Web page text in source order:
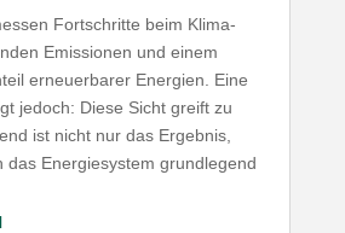
Fort­schritte beim Klima­
Emis­sionen und einem
erneu­er­barer Energien. Eine
jedoch: Diese Sicht greift zu
ist nicht nur das Ergebnis,
das Ener­gie­system grund­legend